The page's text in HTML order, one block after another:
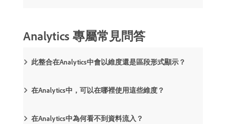
Analytics 專屬常見問答
此整合在Analytics中會以維度還是區段形式顯示？
在Analytics中，可以在哪裡使用這些維度？
在Analytics中為何看不到資料流入？